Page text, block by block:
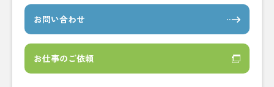
お問い合わせ
お仕事のご依頼